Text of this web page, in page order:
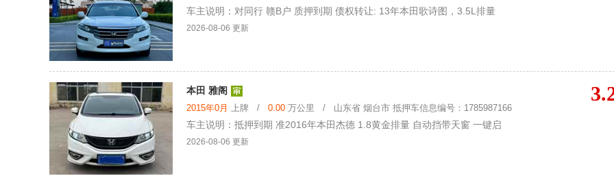
车主说明：对同行 赣B户 质押到期 债权转让: 13年本田歌诗图，3.5L排量
2026-08-06 更新
本田 雅阁
2015年0月 上牌 / 0.00 万公里 / 山东省 烟台市 抵押车信息编号：1785987166
车主说明：抵押到期 准2016年本田杰德 1.8黄金排量 自动挡带天窗 一键启
2026-08-06 更新